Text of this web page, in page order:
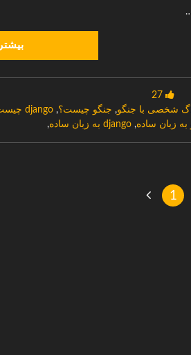
بیشتر
27
شخصی با جنگو, جنگو چیست؟, django چیست؟
به زبان ساده, django به زبان ساده ,
1